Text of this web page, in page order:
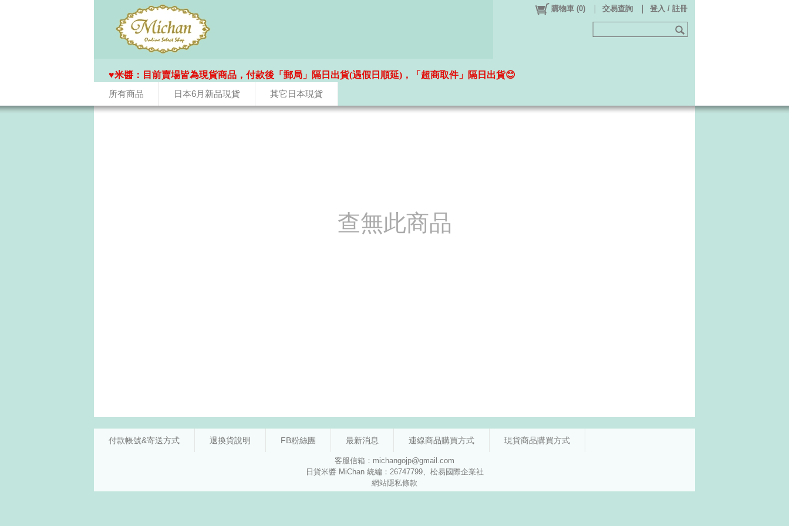
所有商品 日本6月新品現貨 其它日本現貨
購物車 (0) 交易查詢 登入 / 註冊
♥️米醬：目前賣場皆為現貨商品，付款後「郵局」隔日出貨(遇假日順延)，「超商取件」隔日出貨😊
付款帳號&寄送方式 退換貨說明 FB粉絲團 最新消息 連線商品購買方式 現貨商品購買方式
客服信箱：michangojp@gmail.com
日貨米醬 MiChan 統編：26747799、松易國際企業社
網站隱私條款